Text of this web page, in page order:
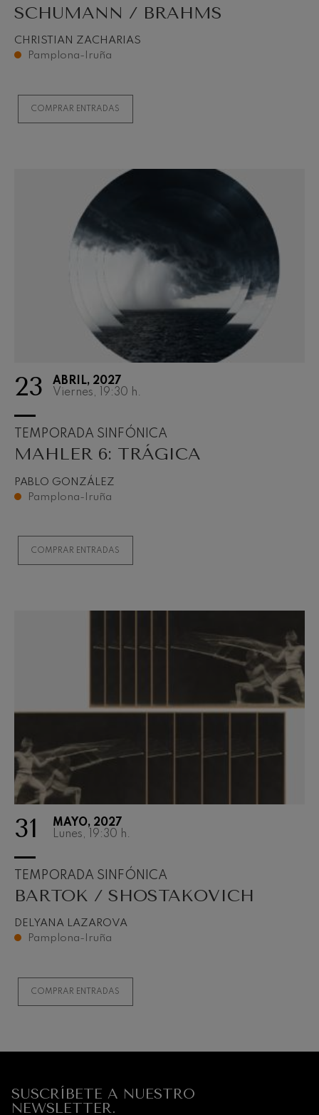
SCHUMANN / BRAHMS
CHRISTIAN ZACHARIAS
Pamplona-Iruña
COMPRAR ENTRADAS
23
ABRIL, 2027
Viernes, 19:30 h.
TEMPORADA SINFÓNICA
MAHLER 6: TRÁGICA
PABLO GONZÁLEZ
Pamplona-Iruña
COMPRAR ENTRADAS
31
MAYO, 2027
Lunes, 19:30 h.
TEMPORADA SINFÓNICA
BARTOK / SHOSTAKOVICH
DELYANA LAZAROVA
Pamplona-Iruña
COMPRAR ENTRADAS
SUSCRÍBETE A NUESTRO
NEWSLETTER.